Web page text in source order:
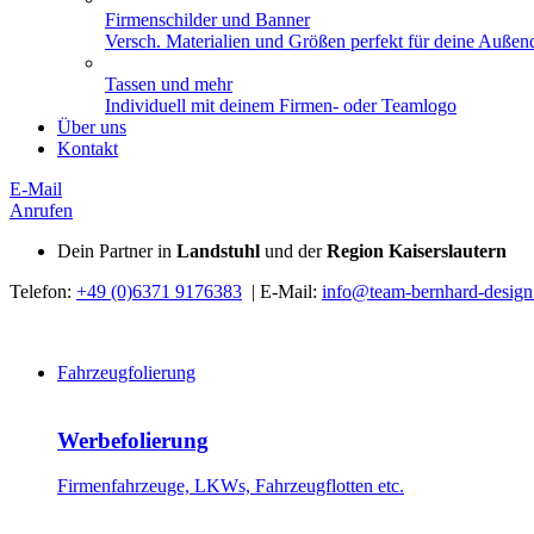
Firmenschilder und Banner
Versch. Materialien und Größen perfekt für deine
Tassen und mehr
Individuell mit deinem Firmen- oder Teamlogo
Über uns
Kontakt
E-Mail
Anrufen
Dein Partner in Landstuhl und derRegion Kaiserslautern
Telefon: +49 (0)6371 9176383 | E-Mail: info@team-bernhard-
Fahrzeugfolierung
Werbefolierung
Firmenfahrzeuge, LKWs, Fahrzeugflotten etc.